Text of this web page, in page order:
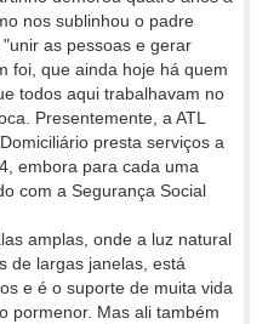
nos sublinhou o padre
as pessoas e gerar
foi, que ainda hoje há quem
todos aqui trabalhavam no
Presentemente, a ATL
presta serviços a
embora para cada uma
com a Segurança Social
amplas, onde a luz natural
de largas janelas, está
e é o suporte de muita vida
pormenor. Mas ali também